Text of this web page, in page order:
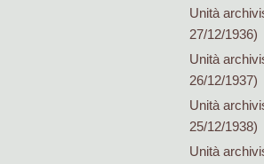
Unità
27/12/1936)
Unità
26/12/1937)
Unità
25/12/1938)
Unità